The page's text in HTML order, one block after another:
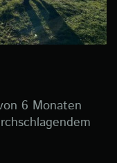
6 Monaten